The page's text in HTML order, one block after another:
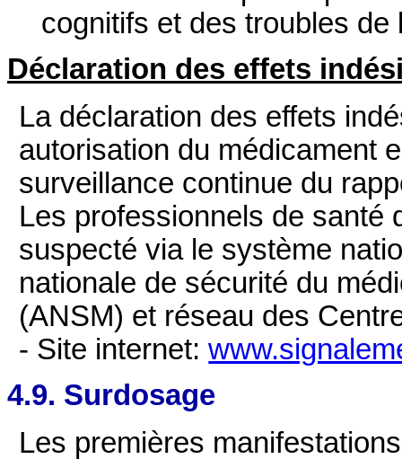
cognitifs et des troubles
Déclaration des effets
La déclaration des effets
autorisation du médicament
surveillance continue du
Les professionnels de santé
suspecté via le système
nationale de sécurité du
(ANSM) et réseau des
- Site internet:
4.9. Surdosage
Les premières